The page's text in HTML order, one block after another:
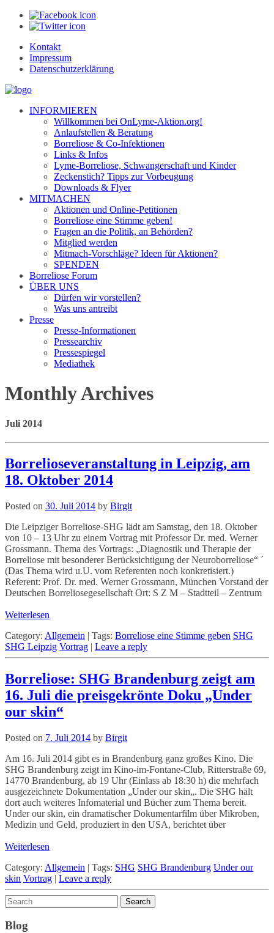
Kontakt
Impressum
Datenschutzerklärung
INFORMIEREN
Willkommen bei OnLyme-Aktion.org!
Anlaufstellen & Beratung
Borreliose & Co-Infektionen
Links & Infos
Lyme-Borreliose, Schwangerschaft und Kinder
Zeckenstich? Tipps zur Vorbeugung
Downloads & Flyer
MITMACHEN
Aktionen und Online-Petitionen
Borreliose eine Stimme geben!
Fragen an die Politik, an Behörden?
Mitglied werden
Mitmach-Vorschläge? Ideen für Aktionen?
SPENDEN
Borreliose Forum
ÜBER UNS
Dürfen wir vorstellen?
Was uns antreibt
Presse
Presse-Informationen
Pressearchiv
Pressespiegel
Mediathek
Monthly Archives
Juli 2014
Borrelioseveranstaltung in Leipzig, am
18. Oktober 2014
Posted on 30. Juli 2014 by Birgit
Die Leipziger Borreliose-SHG lädt am Samstag, den 18. Oktober
von 10 – 13 Uhr zu einem Vortrag mit Professor Dr. med. Werner
Grossmann. Thema des Vortrags: „Diagnostik und Therapie der
Borreliose mit besonderer Berücksichtigung der Neuroborreliose“ ´
(Das Thema wird u.U. vom Referenten noch konkretisiert.)
Referent: Prof. Dr. med. Werner Grossmann, München Vorstand der
Deutschen Borreliosegesellschaft Ort: S Z M – Stadtteil – Zentrum
Weiterlesen
Category: Allgemein | Tags: Borreliose eine Stimme geben SHG
SHG Leipzig Vortrag | Leave a reply
Borreliose: SHG Brandenburg zeigt am
16. Juli die preisgekrönte Doku „Under
our skin“
Posted on 7. Juli 2014 by Birgit
Am 16. Juli 2014 gibt es in Brandenburg ganz großes Kino. Die
SHG Brandenburg zeigt im Kino-im-Fontane-Club, Ritterstraße 69,
14770 Brandenburg, ab 19 Uhr (Einlass ab 18:30 h) die mehrfach
ausgezeichnete Dokumentation „Under our skin„. Die SHG hält
dort auch weiteres Infomaterial und Bücher zum Thema bereit.
Under our skin, ein dramatischer Dokumentarfilm über Mikroben,
Medizin und Geld, produziert in den USA, berichtet über
Weiterlesen
Category: Allgemein | Tags: SHG SHG Brandenburg Under our
skin Vortrag | Leave a reply
Blog